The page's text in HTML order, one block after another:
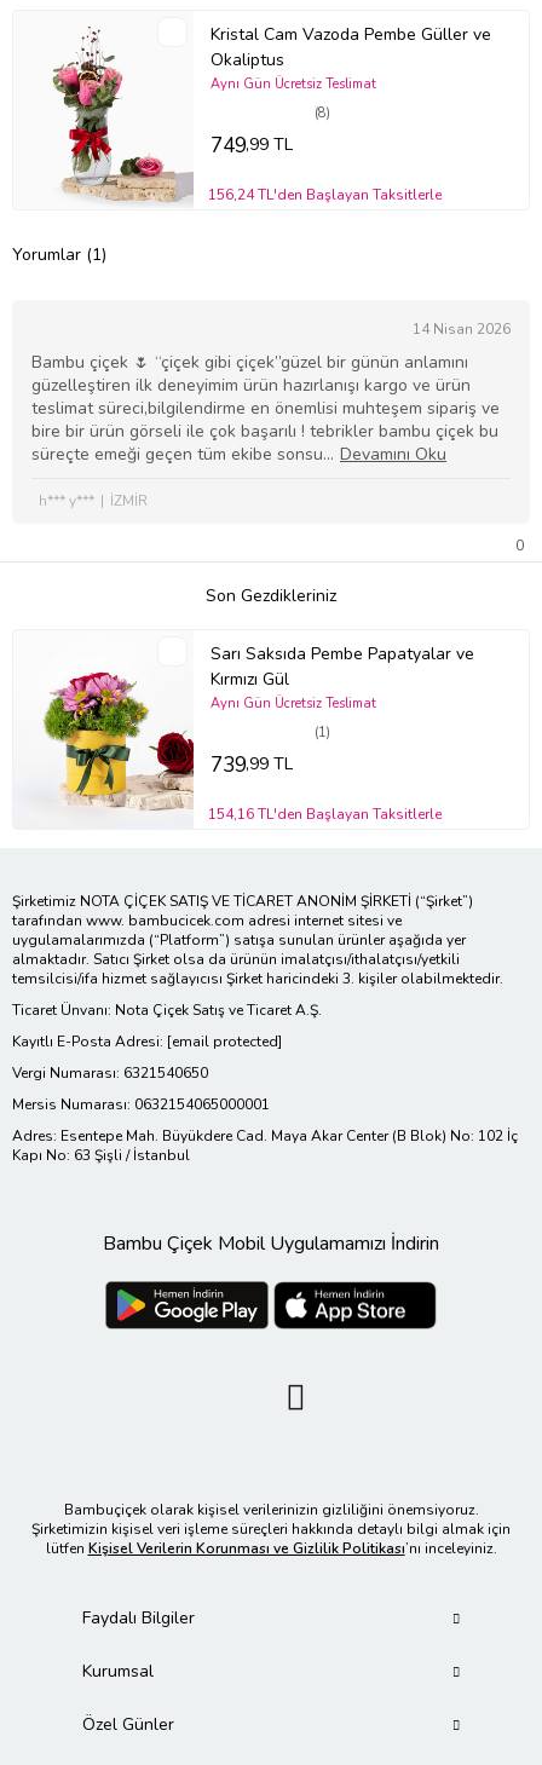
Kristal Cam Vazoda Pembe Güller ve
Okaliptus
(8)
Aynı Gün Ücretsiz Teslimat
749,99 TL
156,24 TL'den Başlayan Taksitlerle
Yorumlar (1)
14 Nisan 2026
Bambu çiçek 🌷 “çiçek gibi çiçek”güzel bir günün anlamını
güzelleştiren ilk deneyimim ürün hazırlanışı kargo ve ürün
teslimat süreci,bilgilendirme en önemlisi muhteşem sipariş ve
bire bir ürün görseli ile çok başarılı ! tebrikler bambu çiçek bu
süreçte emeği geçen tüm ekibe sonsu
h*** y*** İZMİR
0
Son Gezdikleriniz
Sarı Saksıda Pembe Papatyalar ve
Kırmızı Gül
(1)
Aynı Gün Ücretsiz Teslimat
739,99 TL
154,16 TL'den Başlayan Taksitlerle
Şirketimiz NOTA ÇİÇEK SATIŞ VE TİCARET ANONİM ŞİRKETİ (“Şirket”)
tarafından www. bambucicek.com adresi internet sitesi ve
uygulamalarımızda (“Platform”) satışa sunulan ürünler aşağıda yer
almaktadır. Satıcı Şirket olsa da ürünün imalatçısı/ithalatçısı/yetkili
temsilcisi/ifa hizmet sağlayıcısı Şirket haricindeki 3. kişiler olabilmektedir.
Ticaret Ünvanı: Nota Çiçek Satış ve Ticaret A.Ş.
Kayıtlı E-Posta Adresi: [email protected]
Vergi Numarası: 6321540650
Mersis Numarası: 0632154065000001
Adres: Esentepe Mah. Büyükdere Cad. Maya Akar Center (B Blok) No: 102 İç
Kapı No: 63 Şişli / İstanbul
Bambu Çiçek Mobil Uygulamamızı İndirin
Bambuçiçek olarak kişisel verilerinizin gizliliğini önemsiyoruz.
Şirketimizin kişisel veri işleme süreçleri hakkında detaylı bilgi almak için
lütfen Kişisel Verilerin Korunması ve Gizlilik Politikası’nı inceleyiniz.
Faydalı Bilgiler
Kurumsal
Özel Günler